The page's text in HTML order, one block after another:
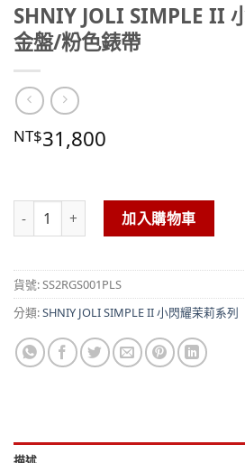
SHNIY JOLI SIMPLE II
金盤/粉色錶帶
NT$31,800
SHNIY JOLI SIMPLE II 小閃耀茉莉系列
加入購物車
貨號:SS2RGS001PLS
分類:SHNIY JOLI SIMPLE II 小閃耀茉莉系列